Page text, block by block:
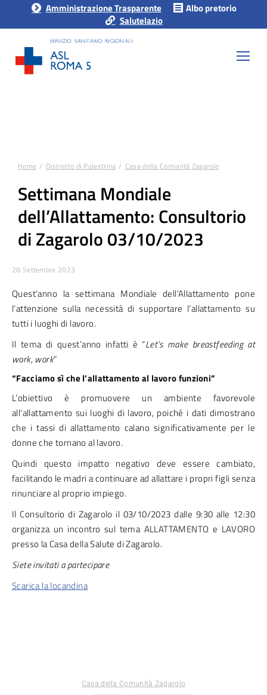
Amministrazione Trasparente
Albo pretorio
Salutelazio
Tu sei qui:
Home Distretto di Palestrina Casa della Comunità Zagarolo
Settimana Mondiale
dell’Allattamento: Consultorio
di Zagarolo 03/10/2023
28 Settembre 2023
Quest’anno la settimana Mondiale dell’Allattamento pone
l’attenzione sulla necessità di supportare l’allattamento su
tutti i luoghi di lavoro.
Il tema di quest’anno infatti è “Let’s make breastfeeding at
work, work”
“Facciamo sì che l’allattamento al lavoro funzioni”
L’obiettivo è promuovere un ambiente favorevole
all’allattamento sui luoghi di lavoro, poiché i dati dimostrano
che i tassi di allattamento calano significativamente per le
donne che tornano al lavoro.
Quindi questo impatto negativo deve essere cambiato,
facilitando le madri a continuare ad allattare i propri figli senza
rinunciare al proprio impiego.
Il Consultorio di Zagarolo il 03/10/2023 dalle 9:30 alle 12:30
organizza un incontro sul tema ALLATTAMENTO e LAVORO
presso la Casa della Salute di Zagarolo.
Siete invitati a partecipare
Scarica la locandina
Casa della Comunità Zagarolo